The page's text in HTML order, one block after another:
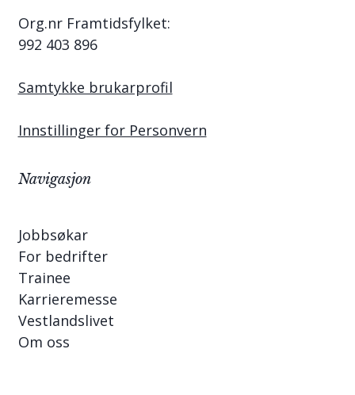
Org.nr Framtidsfylket:
992 403 896
Samtykke brukarprofil
Innstillinger for Personvern
Navigasjon
Jobbsøkar
For bedrifter
Trainee
Karrieremesse
Vestlandslivet
Om oss